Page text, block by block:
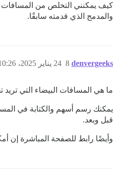
كيف يمكنني التخلص من المسافات
والمدمج الذي قدمته سابقًا.
denvergeeks 24 يناير 2025، 10:26ص 8
ما هي المسافات البيضاء التي تريد
يمكنك رسم أسهم والكتابة في
قبل وبعد.
وأيضًا رابط للصفحة المباشرة إن